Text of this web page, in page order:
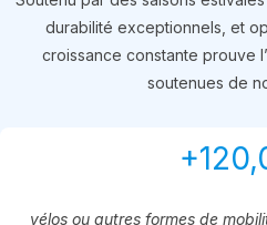
durabilité exceptionnels, et
croissance constante prouve
soutenues de
vélos ou autres formes de